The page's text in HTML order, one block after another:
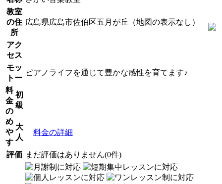
教室
の住
所
広島県広島市佐伯区五月が丘（地図の表示なし）
アク
セス
モッ
トー
ピアノライフを通じて豊かな感性を育てます♪
料
金
の
め
や
す
初
級
大
人
料金の詳細
評価 まだ評価はありません(0件)